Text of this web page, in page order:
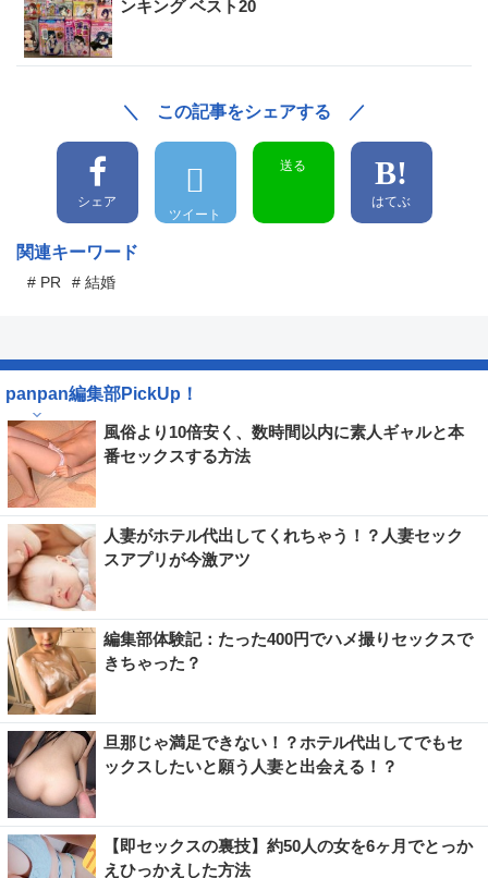
たった千円でセフレが作れちゃう！？風俗を
終了させるアプリ登場と話題に！？
「紗倉◯な」が絶賛！AV女優がプライベート
【2021年最新版】最強オナホールおすすめラ
ンキング ベスト20
シェア
送る
関連キーワード
# PR # 結婚
panpan編集部PickUp！
番セックスする方法